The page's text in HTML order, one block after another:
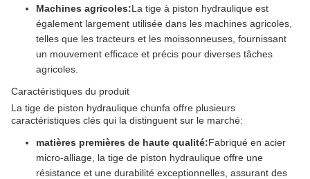
Machines agricoles:La tige à piston hydraulique est
également largement utilisée dans les machines agricoles,
telles que les tracteurs et les moissonneuses, fournissant
un mouvement efficace et précis pour diverses tâches
agricoles.
Caractéristiques du produit
La tige de piston hydraulique chunfa offre plusieurs
caractéristiques clés qui la distinguent sur le marché:
matières premières de haute qualité:Fabriqué en acier
micro-alliage, la tige de piston hydraulique offre une
résistance et une durabilité exceptionnelles, assurant des